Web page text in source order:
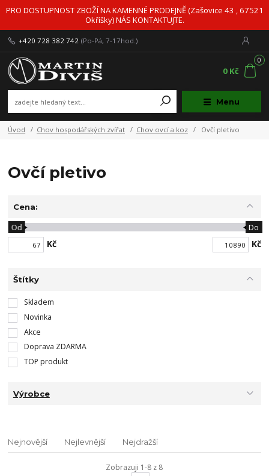
PRO DOSTUPNOST ZBOŽÍ NA KAMENNÉ PRODEJNĚ (Zašovice 43 , 67521
Okříšky) NÁS KONTAKTUJTE.
Menu
+420 728 382 742 (Po-Pá, 7-17hod.)
0
0 Kč
Úvod Chov hospodářských zvířat Chov ovcí a koz Ovčí pletivo
Ovčí pletivo
Cena:
Kč
Od Do
Kč
Štítky
Skladem
Novinka
Akce
Doprava ZDARMA
TOP produkt
Výrobce
Nejnovější Nejlevnější Nejdražší
Zobrazuji 1-8 z 8